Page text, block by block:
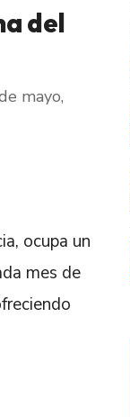
del
mayo,
ocupa un
mes de